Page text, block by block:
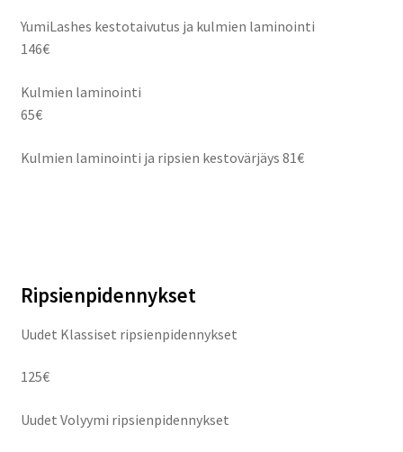
YumiLashes kestotaivutus ja kulmien laminointi
146€
Kulmien laminointi
65€
Kulmien laminointi ja ripsien kestovärjäys 81€
Ripsienpidennykset
Uudet Klassiset ripsienpidennykset
125€
Uudet Volyymi ripsienpidennykset